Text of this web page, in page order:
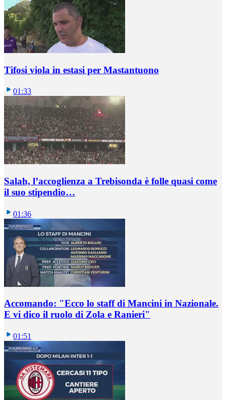
Tifosi viola in estasi per Mastantuono
01:33
Salah, l’accoglienza a Trebisonda è folle quasi come
il suo stipendio…
01:36
Accomando: "Ecco lo staff di Mancini in Nazionale.
E vi dico il ruolo di Zola e Ranieri"
01:51